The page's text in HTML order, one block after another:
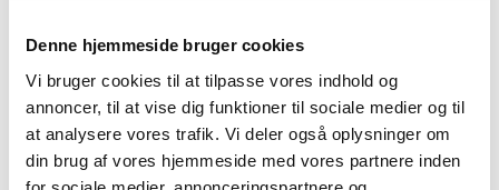
Denne hjemmeside bruger cookies
Vi bruger cookies til at tilpasse vores indhold og
annoncer, til at vise dig funktioner til sociale medier og til
at analysere vores trafik. Vi deler også oplysninger om
din brug af vores hjemmeside med vores partnere inden
LÆG I KURV
BESKRIVELSE